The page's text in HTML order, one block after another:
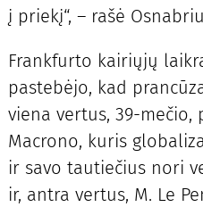
į priekį“, – rašė
Frankfurto kairiųjų
pastebėjo, kad
viena vertus, 39-mečio,
Macrono, kuris
ir savo tautiečius nori
ir, antra vertus, M. Le